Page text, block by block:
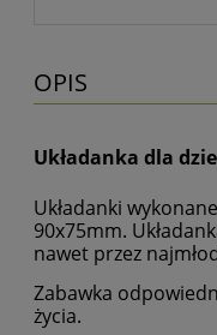
OPIS
Układanka dla
Układanki
90x75mm.
nawet przez
Zabawka
życia.